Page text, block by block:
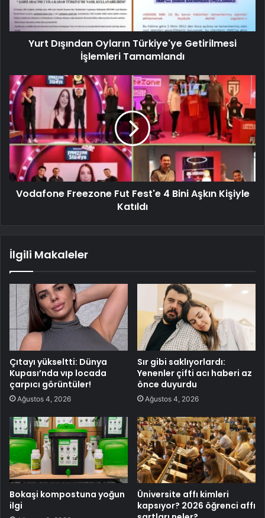
Yurt Dışından Oyların Türkiye'ye Getirilmesi
İşlemleri Tamamlandı
Vodafone Freezone Fut Fest'e 4 Bini Aşkın Kişiyle
Katıldı
İlgili Makaleler
Çıtayı yükseltti: Dünya
Kupası’nda vıp locada
çarpıcı görüntüler!
Ağustos 4, 2026
Sır gibi saklıyorlardı:
Yenenler çifti acı haberi az
önce duyurdu
Ağustos 4, 2026
Bokaşi kompostuna yoğun
ilgi
Üniversite affı kimleri
kapsıyor? 2026 öğrenci affı